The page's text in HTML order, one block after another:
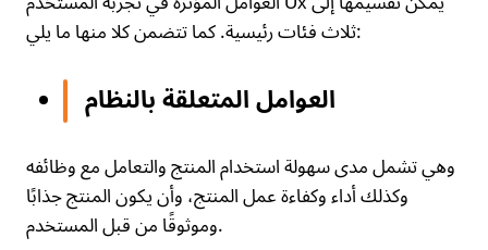
ثلاث فئات رئيسية. كما تتضمن كلا منها ما يلي:
العوامل المتعلقة بالنظام
وهي تشمل مدى سهولة استخدام المنتج والتعامل مع وظائفه
وكذلك أداء وكفاءة عمل المنتج، وأن يكون المنتج جذابًا
وموثوقًا من قبل المستخدم.